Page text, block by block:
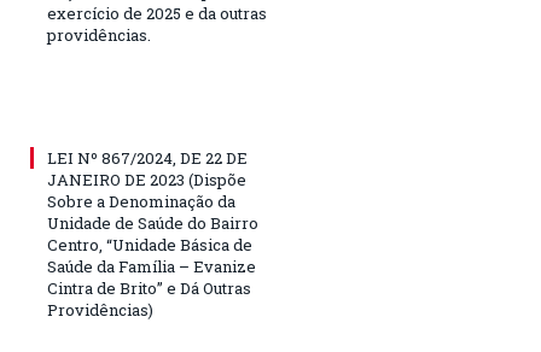
exercício de 2025 e da outras
providências.
LEI Nº 867/2024, DE 22 DE
JANEIRO DE 2023 (Dispõe
Sobre a Denominação da
Unidade de Saúde do Bairro
Centro, “Unidade Básica de
Saúde da Família – Evanize
Cintra de Brito” e Dá Outras
Providências)